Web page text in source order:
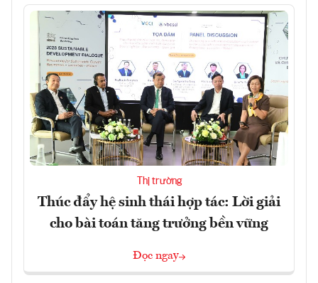
Thị trường
Thúc đẩy hệ sinh thái hợp tác: Lời giải
cho bài toán tăng trưởng bền vững
Đọc ngay